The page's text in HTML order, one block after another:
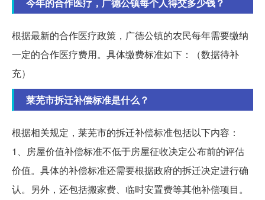
根据最新的合作医疗政策，广德公镇的农民每年需要缴纳
一定的合作医疗费用。具体缴费标准如下：（数据待补
充）
莱芜市拆迁补偿标准是什么？
根据相关规定，莱芜市的拆迁补偿标准包括以下内容：
1、房屋价值补偿标准不低于房屋征收决定公布前的评估
价值。具体的补偿标准还需要根据政府的拆迁决定进行确
认。另外，还包括搬家费、临时安置费等其他补偿项目。